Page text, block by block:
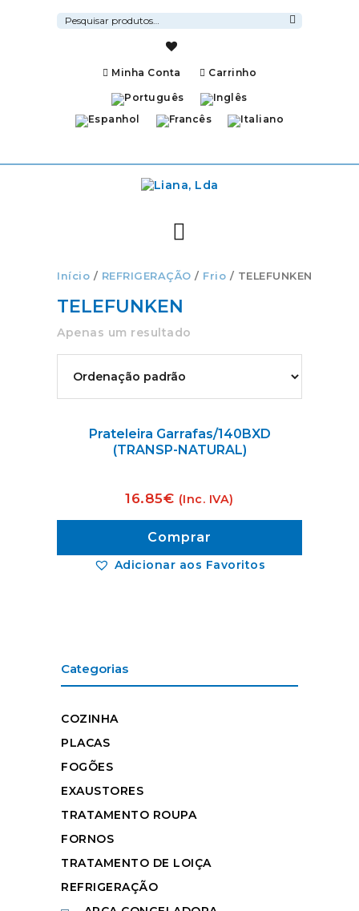
Pesquisar
por:
Minha Conta Carrinho
Início / REFRIGERAÇÃO / Frio / TELEFUNKEN
TELEFUNKEN
Apenas um resultado
Adicionar aos Favoritos
Prateleira Garrafas/140BXD
(TRANSP-NATURAL)
16.85€ (Inc. IVA)
Comprar
Categorias
COZINHA
PLACAS
FOGÕES
EXAUSTORES
TRATAMENTO ROUPA
FORNOS
TRATAMENTO DE LOIÇA
REFRIGERAÇÃO